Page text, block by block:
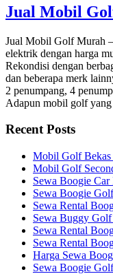
Jual Mobil
Jual Mobil Golf Murah
elektrik dengan harga
Rekondisi dengan
dan beberapa merk
2 penumpang, 4
Adapun mobil golf
Recent Posts
Mobil Golf Bekas
Mobil Golf
Sewa Boogie Car
Sewa Boogie
Sewa Rental
Sewa Buggy
Sewa Rental
Sewa Rental
Harga Sewa
Sewa Boogie